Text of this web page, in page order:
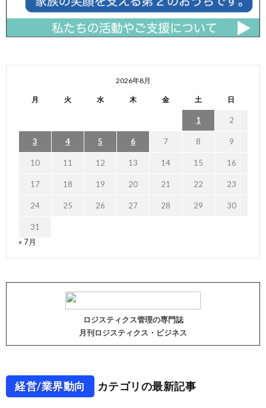
2026年8月
月 火 水 木 金 土 日
1 2
3 4 5 6 7 8 9
10 11 12 13 14 15 16
17 18 19 20 21 22 23
24 25 26 27 28 29 30
31
« 7月
ロジスティクス管理の専門誌
月刊ロジスティクス・ビジネス
経営/業界動向 カテゴリの最新記事